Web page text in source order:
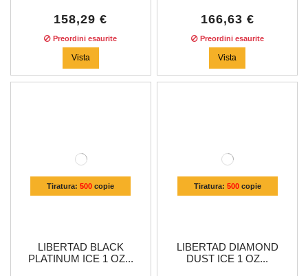
158,29 €
Preordini esaurite
Vista
166,63 €
Preordini esaurite
Vista
Tiratura:500 copie
LIBERTAD BLACK
PLATINUM ICE 1 OZ...
Tiratura: 500copie
LIBERTAD DIAMOND
DUST ICE 1 OZ...